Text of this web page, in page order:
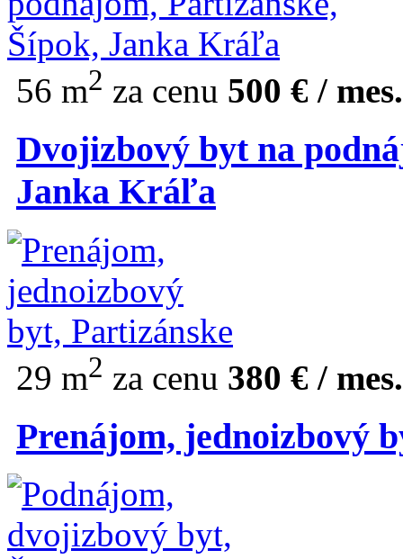
56 m2 za cenu 500 € / mes.
Dvojizbový byt na
Janka Kráľa
29 m2 za cenu 380 € / mes.
Prenájom, jednoizbový